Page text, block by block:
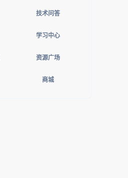
技术问答
学习中心
资源广场
商城